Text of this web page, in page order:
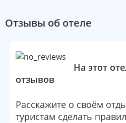
Отзывы об отеле
На этот
отзывов
Расскажите о своём
туристам сделать